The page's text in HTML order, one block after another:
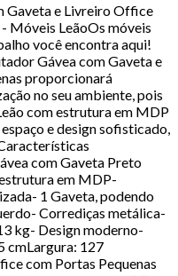
Gaveta e Livreiro Office
Móveis LeãoOs móveis
você encontra aqui!
Gávea com Gaveta e
proporcionará
no seu ambiente, pois
com estrutura em MDP
e design sofisticado,
com Gaveta Preto
em MDP-
1 Gaveta, podendo
Corrediças metálica-
kg- Design moderno-
cmLargura: 127
com Portas Pequenas